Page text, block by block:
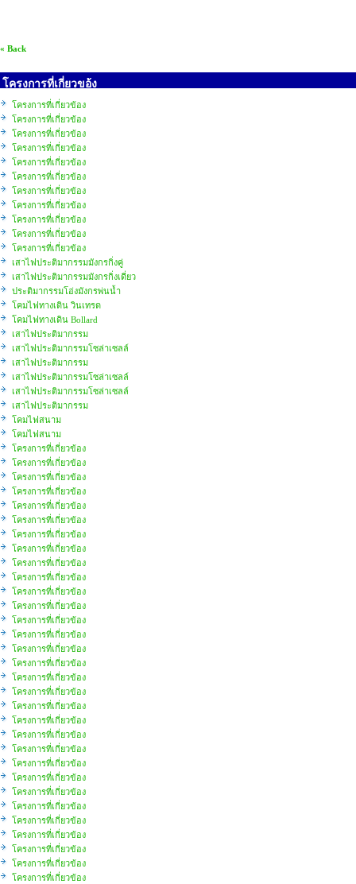
« Back
โครงการที่เกี่ยวขอ้ง
โครงการที่เกี่ยวข้อง
โครงการที่เกี่ยวข้อง
โครงการที่เกี่ยวข้อง
โครงการที่เกี่ยวข้อง
โครงการที่เกี่ยวข้อง
โครงการที่เกี่ยวข้อง
โครงการที่เกี่ยวข้อง
โครงการที่เกี่ยวข้อง
โครงการที่เกี่ยวข้อง
โครงการที่เกี่ยวข้อง
โครงการที่เกี่ยวข้อง
เสาไฟประติมากรรมมังกรกิ่งคู่
เสาไฟประติมากรรมมังกรกิ่งเดี่ยว
ประติมากรรมโอ่งมังกรพ่นน้ำ
โคมไฟทางเดิน วินเทรด
โคมไฟทางเดิน Bollard
เสาไฟประติมากรรม
เสาไฟประติมากรรมโซล่าเซลล์
เสาไฟประติมากรรม
เสาไฟประติมากรรมโซล่าเซลล์
เสาไฟประติมากรรมโซล่าเซลล์
เสาไฟประติมากรรม
โคมไฟสนาม
โคมไฟสนาม
โครงการที่เกี่ยวข้อง
โครงการที่เกี่ยวข้อง
โครงการที่เกี่ยวข้อง
โครงการที่เกี่ยวข้อง
โครงการที่เกี่ยวข้อง
โครงการที่เกี่ยวข้อง
โครงการที่เกี่ยวข้อง
โครงการที่เกี่ยวข้อง
โครงการที่เกี่ยวข้อง
โครงการที่เกี่ยวข้อง
โครงการที่เกี่ยวข้อง
โครงการที่เกี่ยวข้อง
โครงการที่เกี่ยวข้อง
โครงการที่เกี่ยวข้อง
โครงการที่เกี่ยวข้อง
โครงการที่เกี่ยวข้อง
โครงการที่เกี่ยวข้อง
โครงการที่เกี่ยวข้อง
โครงการที่เกี่ยวข้อง
โครงการที่เกี่ยวข้อง
โครงการที่เกี่ยวข้อง
โครงการที่เกี่ยวข้อง
โครงการที่เกี่ยวข้อง
โครงการที่เกี่ยวข้อง
โครงการที่เกี่ยวข้อง
โครงการที่เกี่ยวข้อง
โครงการที่เกี่ยวข้อง
โครงการที่เกี่ยวข้อง
โครงการที่เกี่ยวข้อง
โครงการที่เกี่ยวข้อง
โครงการที่เกี่ยวข้อง